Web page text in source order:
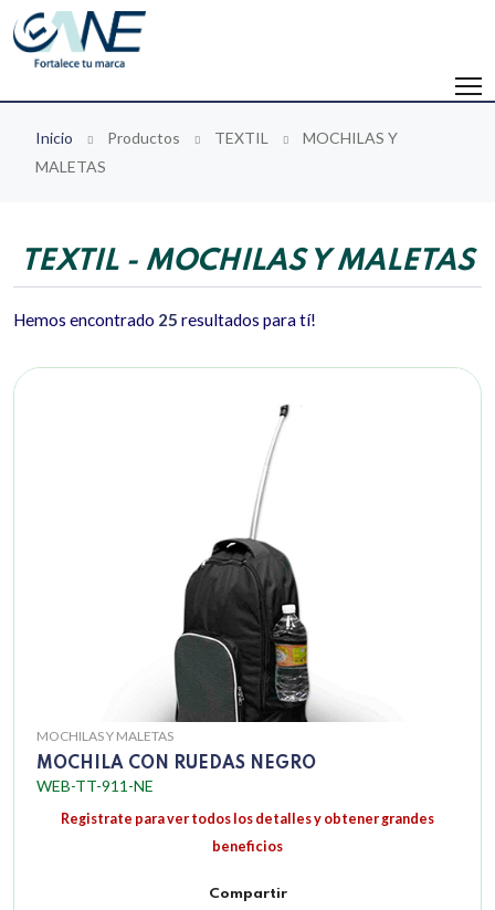
Inicio Productos TEXTIL
MOCHILAS Y
MALETAS
TEXTIL - MOCHILAS Y MALETAS
Hemos encontrado 25 resultados para tí!
MOCHILAS Y MALETAS
MOCHILA CON RUEDAS NEGRO
WEB-TT-911-NE
Registrate para ver todos los detalles y obtener grandes
beneficios
Compartir